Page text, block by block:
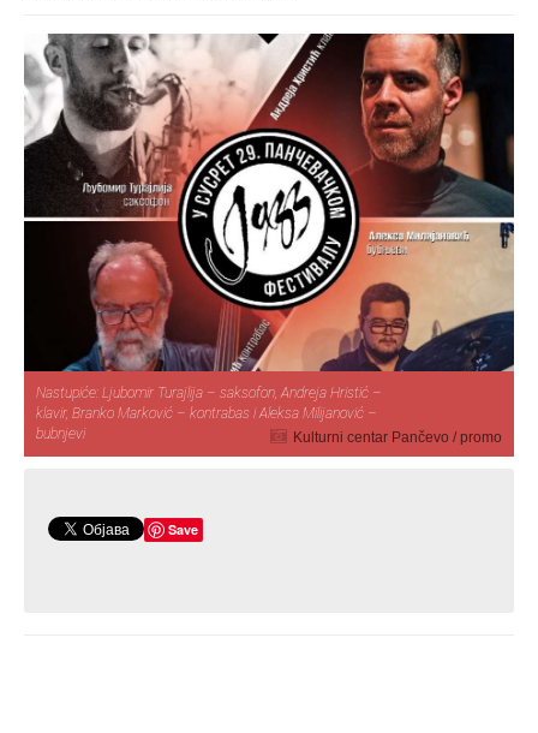
Nastupiće: Ljubomir Turajlija – saksofon, Andreja Hristić –
klavir, Branko Marković – kontrabas i Aleksa Milijanović –
bubnjevi
Kulturni centar Pančevo / promo
Save